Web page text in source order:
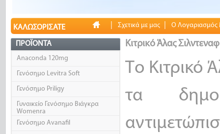
ΚΑΛΩΣΟΡΊΣΑΤΕ Σχετικά με μας Ο Λογαριασμός
ΠΡΟΪΌΝΤΑ
Anaconda 120mg
Γενόσημο Levitra Soft
Γενόσημο Priligy
Γυναικείο Γενόσημο Βιάγκρα
Womenra
Γενόσημο Avanafil
Κιτρικό Άλας
Το Κιτρικό
τα